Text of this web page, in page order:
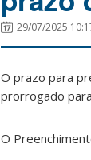
29/07/2025
O prazo para
prorrogado
O